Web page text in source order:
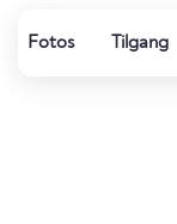
Fotos Tilgang